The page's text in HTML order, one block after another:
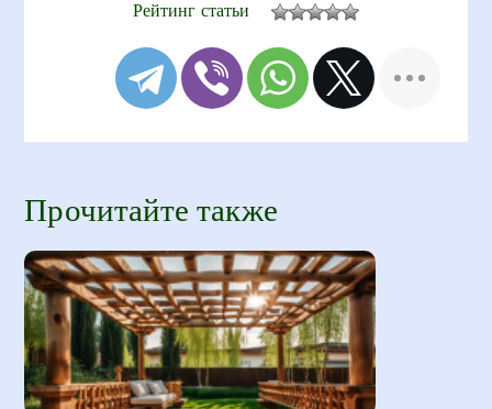
Рейтинг статьи
Прочитайте также